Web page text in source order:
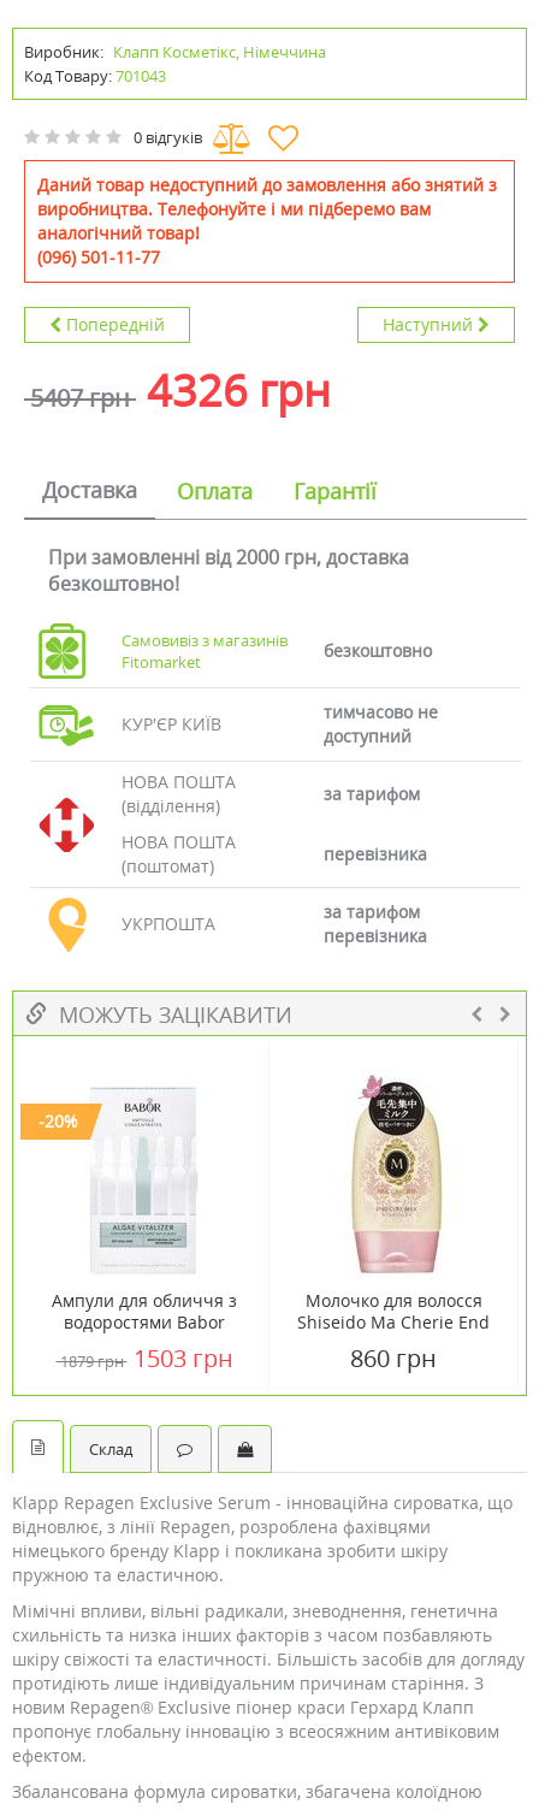
Виробник: Клапп Косметікс, Німеччина
Код Товару:701043
0 відгуків
Даний товар недоступний до замовлення або знятий з
виробництва. Телефонуйте і ми підберемо вам
аналогічний товар!
(096) 501-11-77
Попередній Наступний
5407 грн 4326 грн
Доставка Оплата Гарантії
При замовленні від 2000 грн, доставка
безкоштовно!
Самовивіз з магазинів
Fitomarket
безкоштовно
КУР'ЄР КИЇВ
тимчасово не
доступний
НОВА ПОШТА
(відділення)
за тарифом
НОВА ПОШТА
(поштомат)
перевізника
УКРПОШТА
за тарифом
перевізника
МОЖУТЬ ЗАЦІКАВИТИ
-20%
Ампули для обличчя з
водоростями Babor
Algae Vitalizer 7х2 мл
1879 грн 1503 грн
Молочко для волосся
Shiseido Ma Cherie End
860 грн
Склад
Klapp Repagen Exclusive Serum - інноваційна сироватка, що
відновлює, з лінії Repagen, розроблена фахівцями
німецького бренду Klapp і покликана зробити шкіру
пружною та еластичною.
Мімічні впливи, вільні радикали, зневоднення, генетична
схильність та низка інших факторів з часом позбавляють
шкіру свіжості та еластичності. Більшість засобів для догляду
протидіють лише індивідуальним причинам старіння. З
новим Repagen® Exclusive піонер краси Герхард Клапп
пропонує глобальну інновацію з всеосяжним антивіковим
ефектом.
Збалансована формула сироватки, збагачена колоїдною